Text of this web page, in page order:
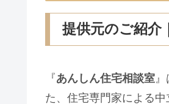
提供元のご紹介
『あんしん住宅相談室
た、住宅専門家による